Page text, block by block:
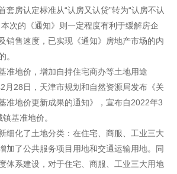
套房认定标准从“认房又认贷”转为“认房不认
次的《通知》则一定程度有利于缓解房企
销售速度，已实现《通知》房地产市场的内
。
准地价，增加自持住宅商办等土地用途
2月28日，天津市规划和自然资源局发布《关
准地价更新成果的通知》，宣布自2022年3
基准地价。
细化了土地分类：在住宅、商服、工业三大
加了公共服务项目用地和交通运输用地。同
体系建设，对于住宅、商服、工业三大用地